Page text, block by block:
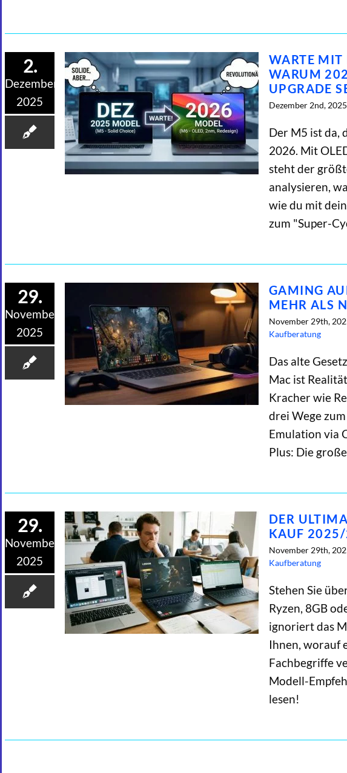
2.
Dezember
2025
WARTE
WARUM
UPGRADE
Dezember 2nd, 2025
Der M5 ist da,
2026. Mit
steht der
analysieren,
wie du mit
zum "Super-
29.
November
2025
GAMING
MEHR ALS
November 29th,
Kaufberatung
Das alte
Mac ist
Kracher wie
drei Wege
Emulation via
Plus: Die
29.
November
2025
DER
KAUF
November 29th,
Kaufberatung
Stehen Sie
Ryzen, 8GB
ignoriert das
Ihnen, worauf
Fachbegriffe
Modell-
lesen!